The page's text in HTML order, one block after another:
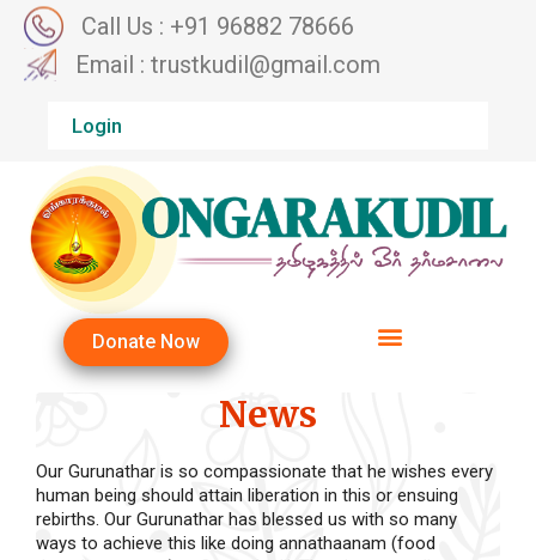
Call Us : +91 96882 78666
Email : trustkudil@gmail.com
Login
Donate Now
News
Our Gurunathar is so compassionate that he wishes every
human being should attain liberation in this or ensuing
rebirths. Our Gurunathar has blessed us with so many
ways to achieve this like doing annathaanam (food